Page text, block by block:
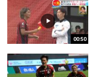
00:50